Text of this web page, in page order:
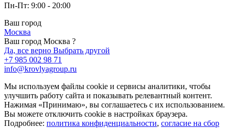
Пн-Пт: 9:00 - 20:00
Ваш город
Москва
Ваш город Москва ?
Да, все верно Выбрать другой
+7 985 002 98 71
info@krovlyagroup.ru
Мы используем файлы cookie и сервисы аналитики, чтобы
улучшить работу сайта и показывать релевантный контент.
Нажимая «Принимаю», вы соглашаетесь с их использованием.
Вы можете отключить cookie в настройках браузера.
Подробнее: политика конфиденциальности, согласие на сбор